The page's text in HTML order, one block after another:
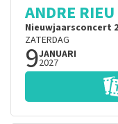
ANDRE RIEU
Nieuwjaarsconcert
ZATERDAG
9JANUARI
2027